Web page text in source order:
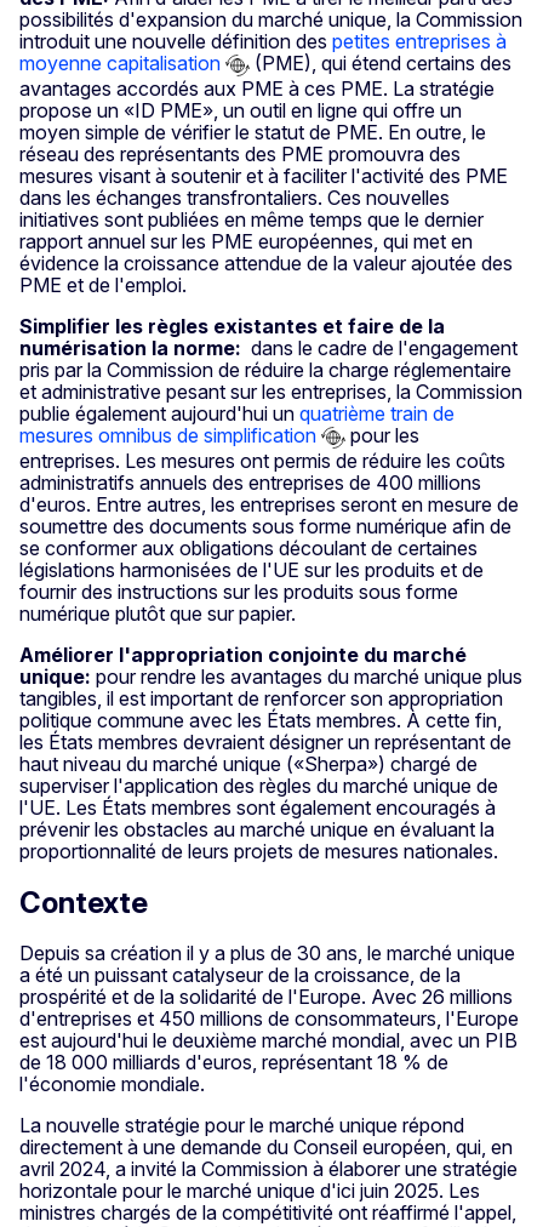
possibilités d'expansion du marché unique, la Commission
introduit une nouvelle définition des petites entreprises à
moyenne capitalisation
(PME), qui étend certains des
avantages accordés aux PME à ces PME. La stratégie
propose un «ID PME», un outil en ligne qui offre un
moyen simple de vérifier le statut de PME. En outre, le
réseau des représentants des PME promouvra des
mesures visant à soutenir et à faciliter l'activité des PME
dans les échanges transfrontaliers. Ces nouvelles
initiatives sont publiées en même temps que le dernier
rapport annuel sur les PME européennes, qui met en
évidence la croissance attendue de la valeur ajoutée des
PME et de l'emploi.
Simplifier les règles existantes et faire de la
numérisation la norme: dans le cadre de l'engagement
pris par la Commission de réduire la charge réglementaire
et administrative pesant sur les entreprises, la Commission
publie également aujourd'hui un quatrième train de
mesures omnibus de simplification
pour les
entreprises. Les mesures ont permis de réduire les coûts
administratifs annuels des entreprises de 400 millions
d'euros. Entre autres, les entreprises seront en mesure de
soumettre des documents sous forme numérique afin de
se conformer aux obligations découlant de certaines
législations harmonisées de l'UE sur les produits et de
fournir des instructions sur les produits sous forme
numérique plutôt que sur papier.
Améliorer l'appropriation conjointe du marché
unique: pour rendre les avantages du marché unique plus
tangibles, il est important de renforcer son appropriation
politique commune avec les États membres. À cette fin,
les États membres devraient désigner un représentant de
haut niveau du marché unique («Sherpa») chargé de
superviser l'application des règles du marché unique de
l'UE. Les États membres sont également encouragés à
prévenir les obstacles au marché unique en évaluant la
proportionnalité de leurs projets de mesures nationales.
Contexte
Depuis sa création il y a plus de 30 ans, le marché unique
a été un puissant catalyseur de la croissance, de la
prospérité et de la solidarité de l'Europe. Avec 26 millions
d'entreprises et 450 millions de consommateurs, l'Europe
est aujourd'hui le deuxième marché mondial, avec un PIB
de 18 000 milliards d'euros, représentant 18 % de
l'économie mondiale.
La nouvelle stratégie pour le marché unique répond
directement à une demande du Conseil européen, qui, en
avril 2024, a invité la Commission à élaborer une stratégie
horizontale pour le marché unique d'ici juin 2025. Les
ministres chargés de la compétitivité ont réaffirmé l'appel,